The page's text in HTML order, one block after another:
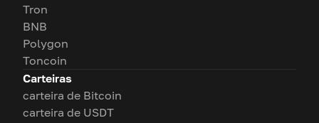
Tron
BNB
Polygon
Toncoin
Carteiras
carteira de Bitcoin
carteira de USDT